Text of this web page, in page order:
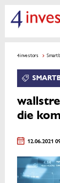
4investors
die
12.06.2021